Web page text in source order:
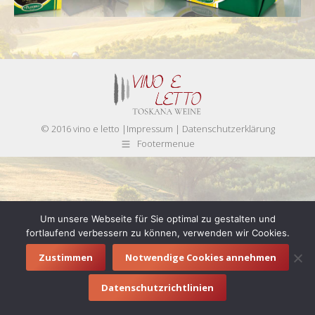
© 2016 vino e letto | Impressum | Datenschutzerklärung
Footermenue
Um unsere Webseite für Sie optimal zu gestalten und
fortlaufend verbessern zu können, verwenden wir Cookies.
Zustimmen Notwendige Cookies annehmen
Datenschutzrichtlinien